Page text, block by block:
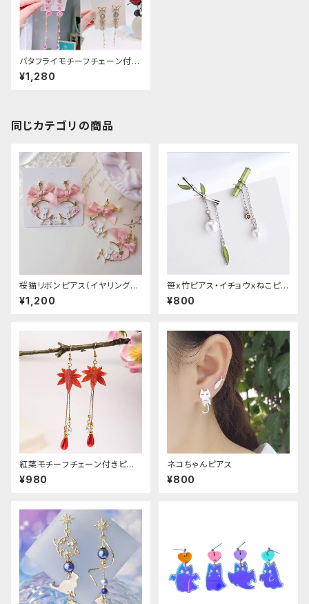
バタフライモチーフチェーン付き
ピアス
¥1,280
同じカテゴリの商品
桜猫リボンピアス（イヤリング変
更可能
¥1,200
笹x竹ピアス・イチョウｘねこピア
ス
¥800
紅葉モチーフチェーン付きピア
ス
¥980
ネコちゃんピアス
¥800